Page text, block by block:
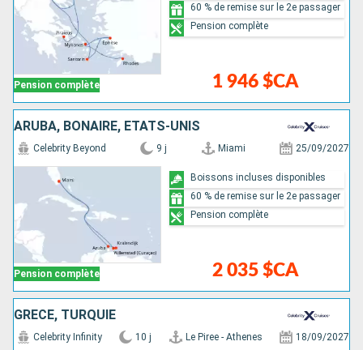
Pension complète 1 946 $CA
60 % de remise sur le 2e passager
Pension complète
ARUBA, BONAIRE, ÉTATS-UNIS
Pension complète
Celebrity Beyond 9 j Miami 25/09/2027
2 035 $CA
Boissons incluses disponibles
60 % de remise sur le 2e passager
Pension complète
GRÈCE, TURQUIE
Celebrity Infinity 10 j Le Piree - Athenes 18/09/2027